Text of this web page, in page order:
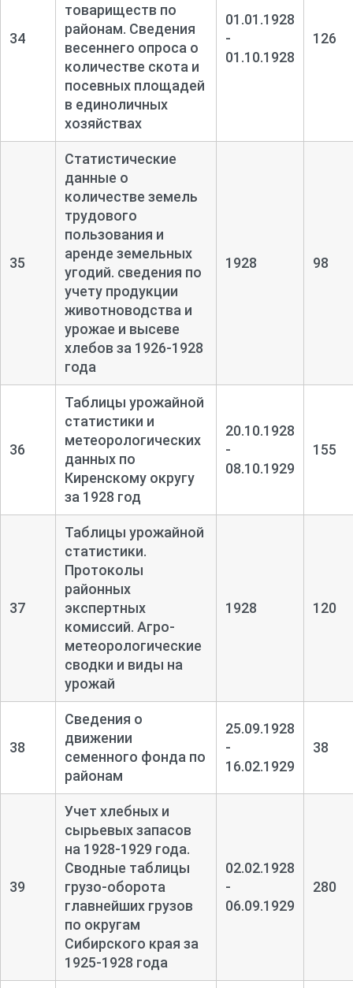
34
товариществ по
районам. Сведения
весеннего опроса о
количестве скота и
посевных площадей
в единоличных
хозяйствах
01.01.1928
-
01.10.1928
126
35
Статистические
данные о
количестве земель
трудового
пользования и
аренде земельных
угодий. сведения по
учету продукции
животноводства и
урожае и высеве
хлебов за 1926-1928
года
1928 98
36
Таблицы урожайной
статистики и
метеорологических
данных по
Киренскому округу
за 1928 год
20.10.1928
-
08.10.1929
155
37
Таблицы урожайной
статистики.
Протоколы
районных
экспертных
комиссий. Агро-
метеорологические
сводки и виды на
урожай
1928 120
38
Сведения о
движении
семенного фонда по
районам
25.09.1928
-
16.02.1929
38
39
Учет хлебных и
сырьевых запасов
на 1928-1929 года.
Сводные таблицы
грузо-оборота
главнейших грузов
по округам
Сибирского края за
1925-1928 года
02.02.1928
-
06.09.1929
280